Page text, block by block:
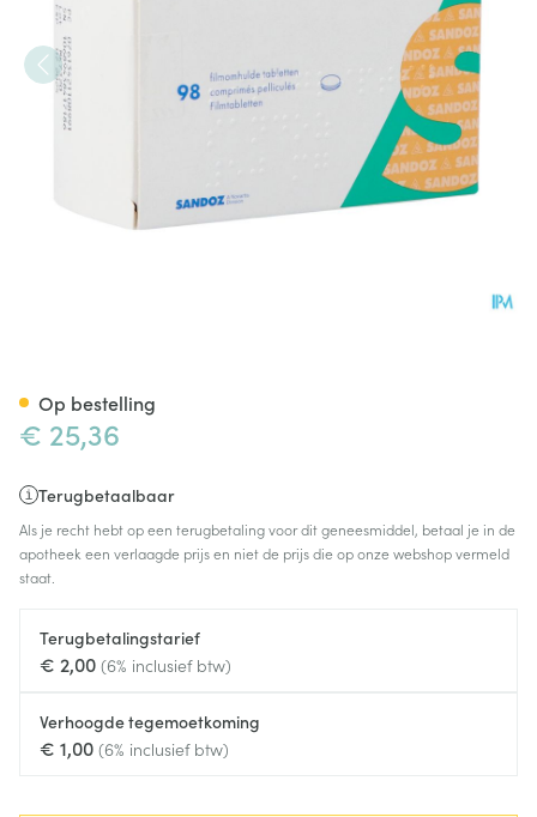
€ 25,36
Terugbetaalbaar
Als je recht hebt op een terugbetaling voor dit geneesmiddel, betaal je in de
apotheek een verlaagde prijs en niet de prijs die op onze webshop vermeld
staat.
Terugbetalingstarief
€ 2,00 (6% inclusief btw)
Verhoogde tegemoetkoming
€ 1,00 (6% inclusief btw)
Op bestelling